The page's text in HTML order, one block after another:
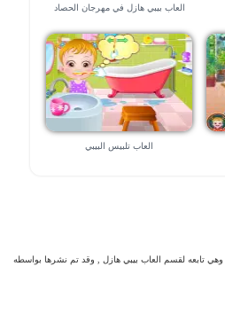
العاب بيبي هازل في مهرجان الحصاد
العاب تلبيس البيبي
وهي تابعه لقسم العاب بيبي هازل , وقد تم نشرها بواسطه